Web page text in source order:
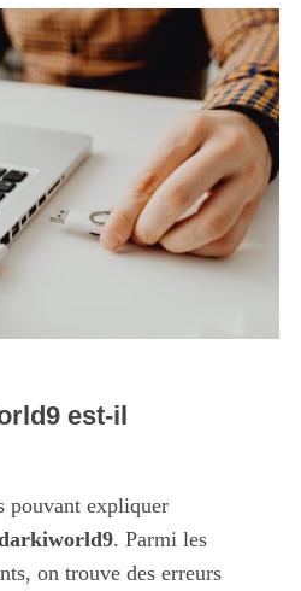
est-il
pouvant expliquer
. Parmi les
on trouve des erreurs